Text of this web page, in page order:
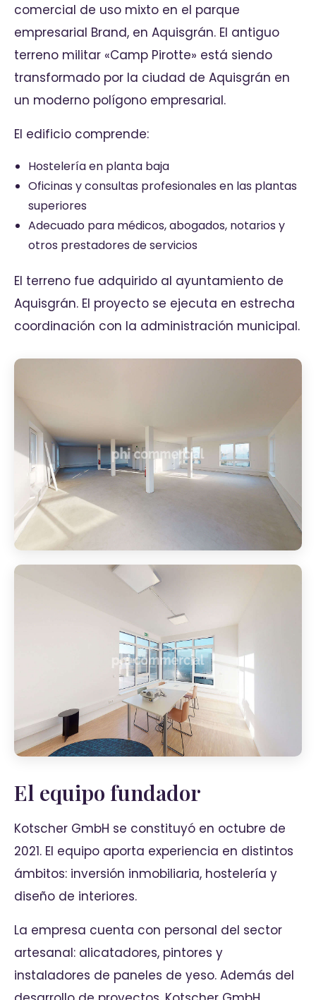
comercial de uso mixto en el parque
empresarial Brand, en Aquisgrán. El antiguo
terreno militar «Camp Pirotte» está siendo
transformado por la ciudad de Aquisgrán en
un moderno polígono empresarial.
El edificio comprende:
Hostelería en planta baja
Oficinas y consultas profesionales en las plantas
superiores
Adecuado para médicos, abogados, notarios y
otros prestadores de servicios
El terreno fue adquirido al ayuntamiento de
Aquisgrán. El proyecto se ejecuta en estrecha
coordinación con la administración municipal.
El equipo fundador
Kotscher GmbH se constituyó en octubre de
2021. El equipo aporta experiencia en distintos
ámbitos: inversión inmobiliaria, hostelería y
diseño de interiores.
La empresa cuenta con personal del sector
artesanal: alicatadores, pintores y
instaladores de paneles de yeso. Además del